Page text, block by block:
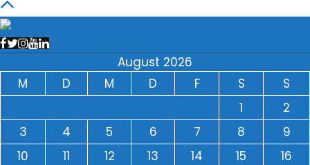
August 2026
M
D M D F S
S
1
2
3
4 5 6 7 8
9
10
11 12 13 14 15
16